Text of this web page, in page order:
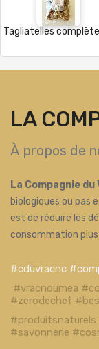
LA
À propos de
La Compagnie du
biologiques ou pas
est de réduire les
consommation plus
#cduvracnc
#vracnoumea
#zerodechet
#savonnerie